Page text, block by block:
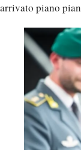
arrivato piano